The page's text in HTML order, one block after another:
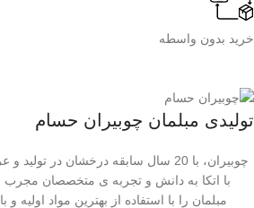
خرید بدون واسطه
تولیدی مبلمان چوبیران حسام
چوبیران، با 20 سال سابقه درخشان در
با اتکا به دانش و تجربه ی متخصصان مجرب
مبلمان را با استفاده از بهترین مواد اولیه